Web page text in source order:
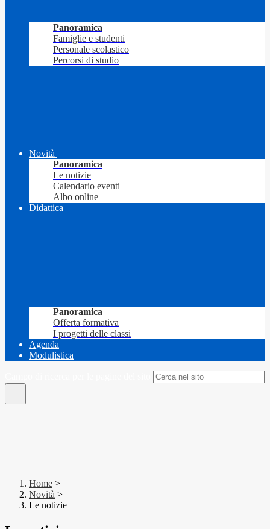
Panoramica
Famiglie e studenti
Personale scolastico
Percorsi di studio
Novità
Panoramica
Le notizie
Calendario eventi
Albo online
Didattica
Panoramica
Offerta formativa
I progetti delle classi
Agenda
Modulistica
Home >
Novità >
Le notizie